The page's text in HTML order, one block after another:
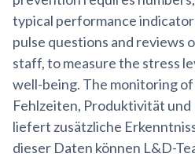
typical performance
pulse questions and reviews
staff, to measure the stress
well-being. The monitoring
Fehlzeiten, Produktivität
liefert zusätzliche
dieser Daten können L&D-